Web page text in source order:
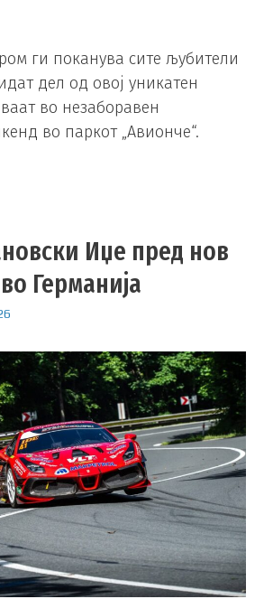
ги поканува сите љубители
дел од овој уникатен
во незаборавен
во паркот „Авионче“.
Иџе пред нов
Германија